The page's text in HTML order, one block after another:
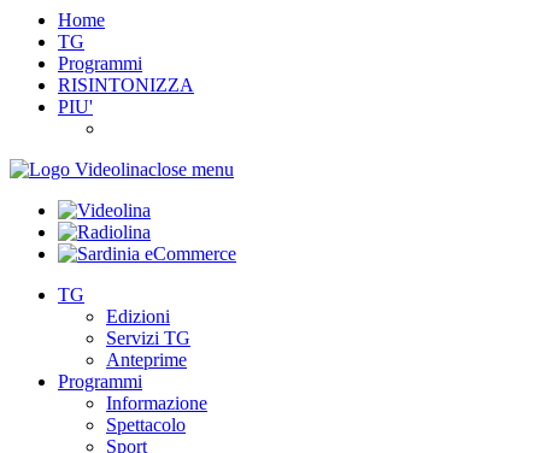
Home
TG
Programmi
RISINTONIZZA
PIU'
close menu
TG
Edizioni
Servizi TG
Anteprime
Programmi
Informazione
Spettacolo
Sport